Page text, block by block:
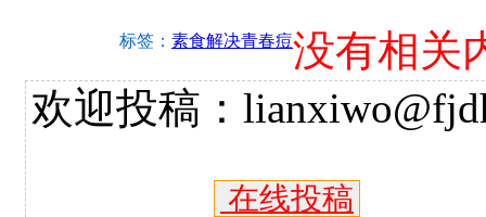
标签： 素食解决青春痘没有相关
欢迎投稿：
在线投稿